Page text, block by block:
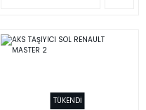
TÜKENDİ